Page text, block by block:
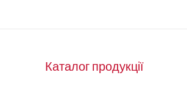
Каталог продукції